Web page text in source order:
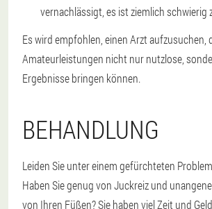
vernachlässigt, es ist ziemlich schwierig
Es wird empfohlen, einen Arzt aufzusuchen,
Amateurleistungen nicht nur nutzlose,
Ergebnisse bringen können.
BEHANDLUNG
Leiden Sie unter einem gefürchteten
Haben Sie genug von Juckreiz und
von Ihren Füßen? Sie haben viel Zeit und